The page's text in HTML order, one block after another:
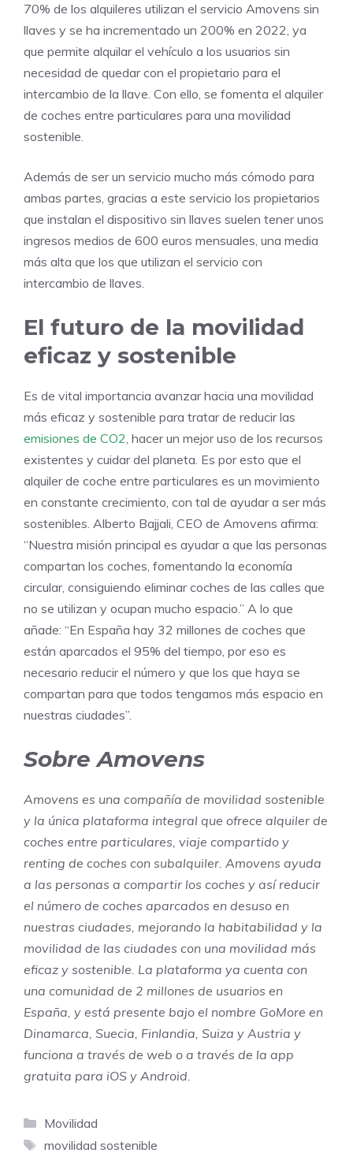
70% de los alquileres utilizan el servicio Amovens sin
llaves y se ha incrementado un 200% en 2022, ya
que permite alquilar el vehículo a los usuarios sin
necesidad de quedar con el propietario para el
intercambio de la llave. Con ello, se fomenta el alquiler
de coches entre particulares para una movilidad
sostenible.
Además de ser un servicio mucho más cómodo para
ambas partes, gracias a este servicio los propietarios
que instalan el dispositivo sin llaves suelen tener unos
ingresos medios de 600 euros mensuales, una media
más alta que los que utilizan el servicio con
intercambio de llaves.
El futuro de la movilidad
eficaz y sostenible
Es de vital importancia avanzar hacia una movilidad
más eficaz y sostenible para tratar de reducir las
emisiones de CO2, hacer un mejor uso de los recursos
existentes y cuidar del planeta. Es por esto que el
alquiler de coche entre particulares es un movimiento
en constante crecimiento, con tal de ayudar a ser más
sostenibles. Alberto Bajjali, CEO de Amovens afirma:
“Nuestra misión principal es ayudar a que las personas
compartan los coches, fomentando la economía
circular, consiguiendo eliminar coches de las calles que
no se utilizan y ocupan mucho espacio.” A lo que
añade: “En España hay 32 millones de coches que
están aparcados el 95% del tiempo, por eso es
necesario reducir el número y que los que haya se
compartan para que todos tengamos más espacio en
nuestras ciudades”.
Sobre Amovens
Amovens es una compañía de movilidad sostenible
y la única plataforma integral que ofrece alquiler de
coches entre particulares, viaje compartido y
renting de coches con subalquiler. Amovens ayuda
a las personas a compartir los coches y así reducir
el número de coches aparcados en desuso en
nuestras ciudades, mejorando la habitabilidad y la
movilidad de las ciudades con una movilidad más
eficaz y sostenible. La plataforma ya cuenta con
una comunidad de 2 millones de usuarios en
España, y está presente bajo el nombre GoMore en
Dinamarca, Suecia, Finlandia, Suiza y Austria y
funciona a través de web o a través de la app
gratuita para iOS y Android.
Categorías
Movilidad
Etiquetas
movilidad sostenible